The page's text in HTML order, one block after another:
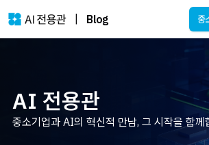
Blog 중
AI 전용관
중소기업과 AI의 혁신적 만남, 그 시작을 함께